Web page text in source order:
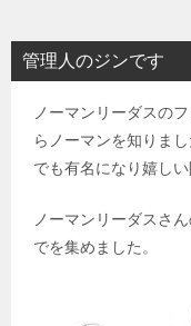
管理人のジンです
ノーマンリーダスの
らノーマンを知りま
でも有名になり嬉しい
ノーマンリーダスさ
でを集めました。